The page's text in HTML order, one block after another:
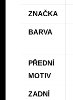
ZNAČKA
BARVA
PŘEDNÍ
MOTIV
ZADNÍ